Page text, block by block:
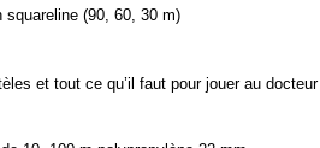
squareline (90, 60, 30 m)
et tout ce qu’il faut pour jouer au docteur